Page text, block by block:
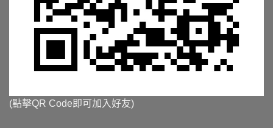
(點擊QR Code即可加入好友)